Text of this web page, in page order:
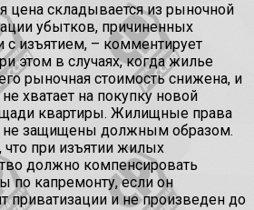
цена складывается из рыночной
убытков, причиненных
с изъятием, – комментирует
этом в случаях, когда жилье
рыночная стоимость снижена, и
хватает на покупку новой
квартиры. Жилищные права
не защищены должным образом.
при изъятии жилых
должно компенсировать
по капремонту, если он
приватизации и не произведен до